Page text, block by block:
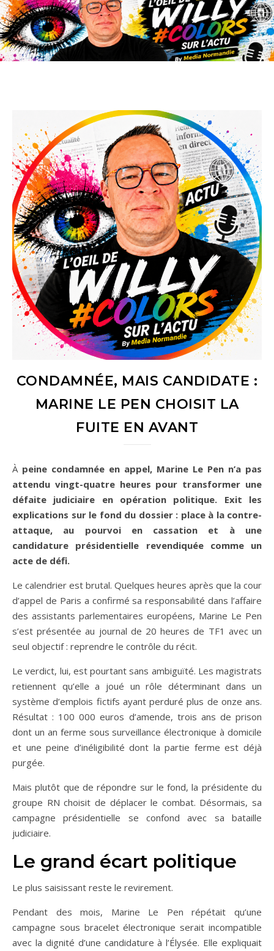
CONDAMNÉE, MAIS CANDIDATE :
MARINE LE PEN CHOISIT LA
FUITE EN AVANT
À peine condamnée en appel, Marine Le Pen n’a pas
attendu vingt-quatre heures pour transformer une
défaite judiciaire en opération politique. Exit les
explications sur le fond du dossier : place à la contre-
attaque, au pourvoi en cassation et à une
candidature présidentielle revendiquée comme un
acte de défi.
Le calendrier est brutal. Quelques heures après que la cour
d’appel de Paris a confirmé sa responsabilité dans l’affaire
des assistants parlementaires européens, Marine Le Pen
s’est présentée au journal de 20 heures de TF1 avec un
seul objectif : reprendre le contrôle du récit.
Le verdict, lui, est pourtant sans ambiguïté. Les magistrats
retiennent qu’elle a joué un rôle déterminant dans un
système d’emplois fictifs ayant perduré plus de onze ans.
Résultat : 100 000 euros d’amende, trois ans de prison
dont un an ferme sous surveillance électronique à domicile
et une peine d’inéligibilité dont la partie ferme est déjà
purgée.
Mais plutôt que de répondre sur le fond, la présidente du
groupe RN choisit de déplacer le combat. Désormais, sa
campagne présidentielle se confond avec sa bataille
judiciaire.
Le grand écart politique
Le plus saisissant reste le revirement.
Pendant des mois, Marine Le Pen répétait qu’une
campagne sous bracelet électronique serait incompatible
avec la dignité d’une candidature à l’Élysée. Elle expliquait